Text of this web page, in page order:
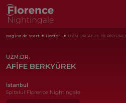
pagina de start Doctori UZM.DR. AFİFE
UZM.DR.
AFİFE BERKYÜREK
İstanbul
Spitalul Florence Nightingale